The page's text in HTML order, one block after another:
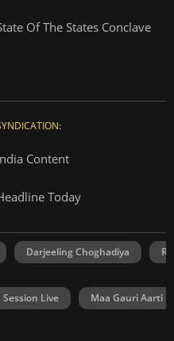
Of The States Conclave
Content
Today
Darjeeling Choghadiya
Live Maa Gauri Aarti